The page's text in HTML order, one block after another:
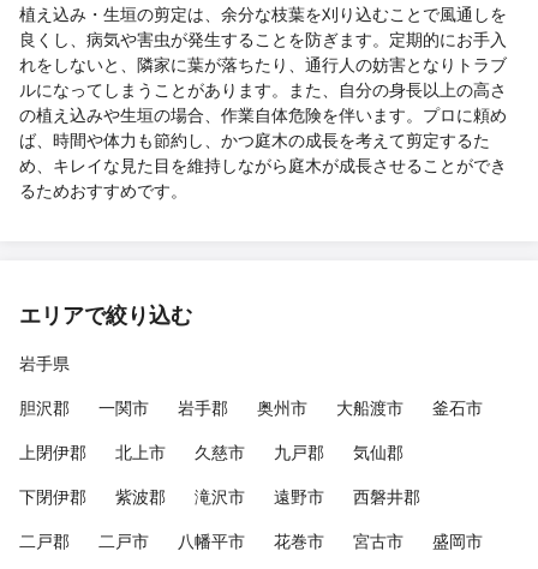
植え込み・生垣の剪定は、余分な枝葉を刈り込むことで風通しを
良くし、病気や害虫が発生することを防ぎます。定期的にお手入
れをしないと、隣家に葉が落ちたり、通行人の妨害となりトラブ
ルになってしまうことがあります。また、自分の身長以上の高さ
の植え込みや生垣の場合、作業自体危険を伴います。プロに頼め
ば、時間や体力も節約し、かつ庭木の成長を考えて剪定するた
め、キレイな見た目を維持しながら庭木が成長させることができ
るためおすすめです。
エリアで絞り込む
岩手県
胆沢郡
一関市 岩手郡 奥州市 大船渡市
釜石市
上閉伊郡
北上市 久慈市 九戸郡
気仙郡
下閉伊郡
紫波郡 滝沢市 遠野市
西磐井郡
二戸郡
二戸市 八幡平市 花巻市 宮古市
盛岡市